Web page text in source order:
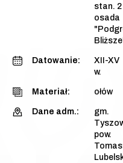
stan. 2
osada
Datowanie:
XII-XV
w.
Materiał: ołów
Dane adm.:
gm.
pow.